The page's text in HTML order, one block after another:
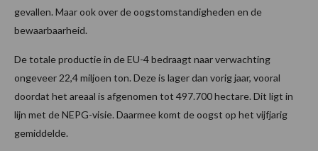
gevallen. Maar ook over de oogstomstandigheden en de
bewaarbaarheid.
De totale productie in de EU-4 bedraagt naar verwachting
ongeveer 22,4 miljoen ton. Deze is lager dan vorig jaar, vooral
doordat het areaal is afgenomen tot 497.700 hectare. Dit ligt in
lijn met de NEPG-visie. Daarmee komt de oogst op het vijfjarig
gemiddelde.